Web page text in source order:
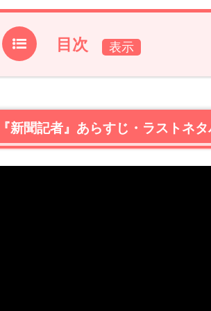
目次
1.『新聞記者』あらすじ・ラストネタバレ
1.2
2.『新聞記者』ラストの口パクセリフを
2.1
『新聞記者』あらすじ・ラストネ